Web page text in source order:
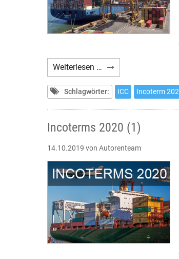
Weiterlesen … Incoterms
2020
(2)
Schlagwörter: ICC Incoterm
Incoterms 2020 (1)
14.10.2019 von Autorenteam